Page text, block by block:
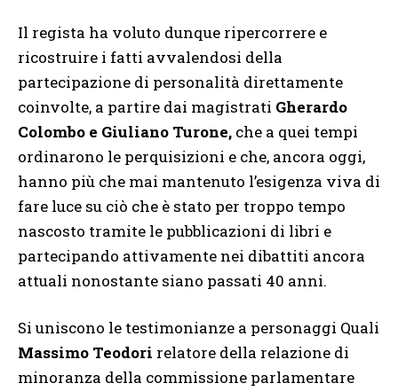
Il regista ha voluto dunque ripercorrere e
ricostruire i fatti avvalendosi della
partecipazione di personalità direttamente
coinvolte, a partire dai magistrati Gherardo
Colombo e Giuliano Turone, che a quei tempi
ordinarono le perquisizioni e che, ancora oggi,
hanno più che mai mantenuto l’esigenza viva di
fare luce su ciò che è stato per troppo tempo
nascosto tramite le pubblicazioni di libri e
partecipando attivamente nei dibattiti ancora
attuali nonostante siano passati 40 anni.
Si uniscono le testimonianze a personaggi Quali
Massimo Teodori relatore della relazione di
minoranza della commissione parlamentare